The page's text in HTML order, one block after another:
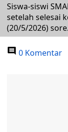
Siswa-siswi
setelah selesai
(20/5/2026)
0 Komentar